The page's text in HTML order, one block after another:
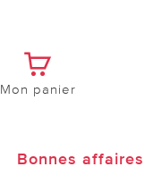
Mon panier
Bonnes affaires